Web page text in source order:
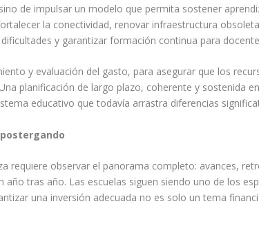
de impulsar un modelo que permita sostener
la conectividad, renovar infraestructura
y garantizar formación continua para
y evaluación del gasto, para asegurar que los
planificación de largo plazo, coherente y sostenida
educativo que todavía arrastra diferencias
requiere observar el panorama completo: avances,
año tras año. Las escuelas siguen siendo uno de los
una inversión adecuada no es solo un tema